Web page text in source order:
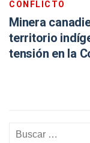
CONFLICTO
Minera
territorio
tensión en la